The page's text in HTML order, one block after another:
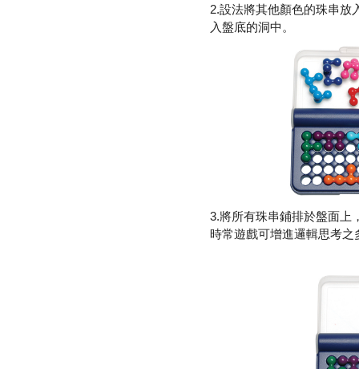
2.設法將其他顏色的珠串放
入盤底的洞中。
3.將所有珠串鋪排於盤面上
時常遊戲可增進邏輯思考